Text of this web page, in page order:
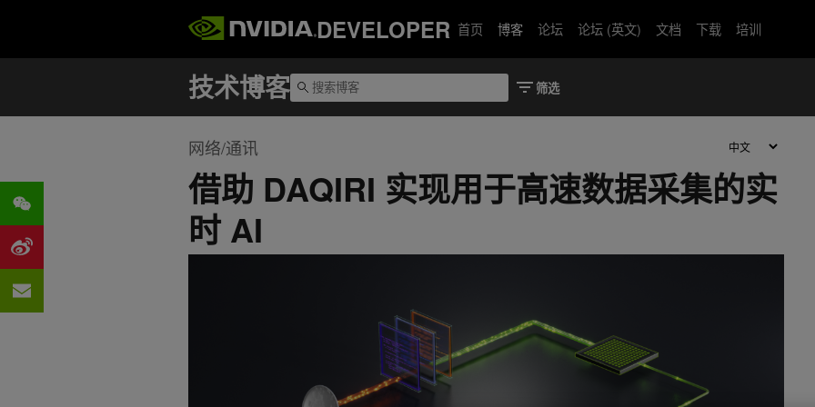
DEVELOPER 首页 博客 论坛 论坛 (英文) 文档 下载 培训
网络/通讯
借助 DAQIRI 实现用于高速数据采集的实
时 AI